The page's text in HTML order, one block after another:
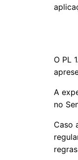
O PL
A
no
Caso